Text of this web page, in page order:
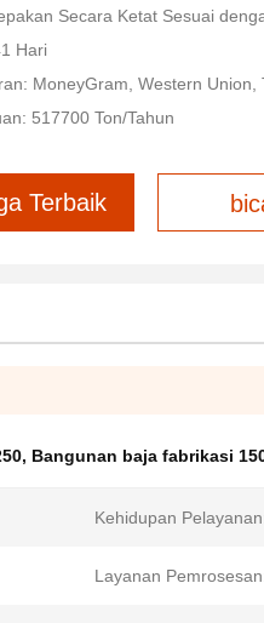
Secara Ketat Sesuai
Hari
MoneyGram, Western Union,
517700 Ton/Tahun
Terbaik
, Bangunan baja fabrikasi
Kehidupan
Layanan